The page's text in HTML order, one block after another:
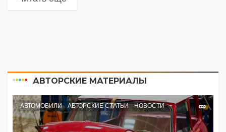
АВТОРСКИЕ МАТЕРИАЛЫ
АВТОМОБИЛИ АВТОРСКИЕ СТАТЬИ НОВОСТИ